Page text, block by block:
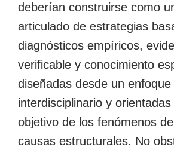
deberían construirse como
articulado de estrategias
diagnósticos empíricos,
verificable y conocimiento
diseñadas desde un enfoque
interdisciplinario y
objetivo de los fenómenos
causas estructurales. No